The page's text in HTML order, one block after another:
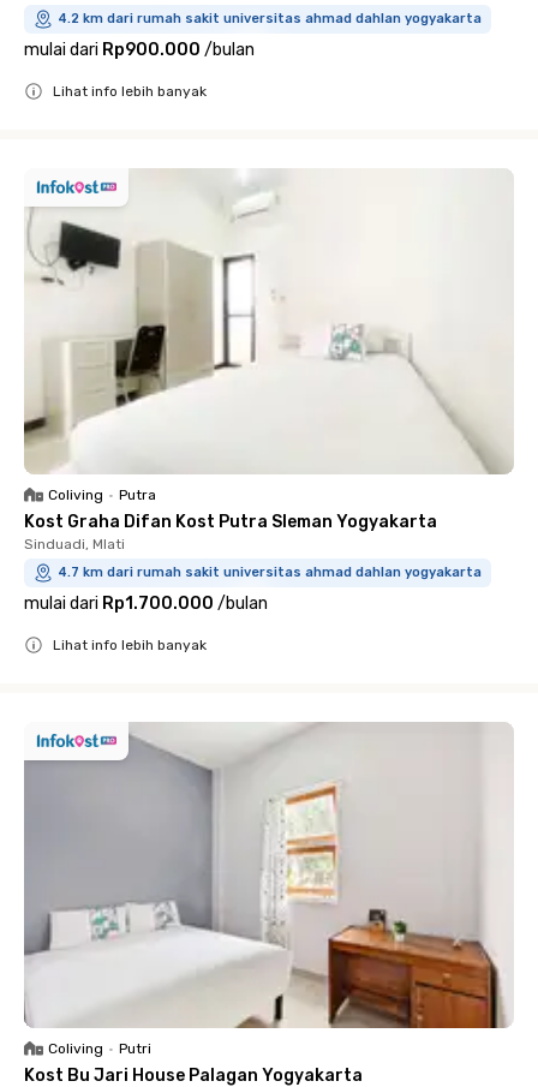
4.2 km dari rumah sakit universitas ahmad dahlan yogyakarta
mulai dari Rp900.000 /bulan
Lihat info lebih banyak
Coliving • Putra
Kost Graha Difan Kost Putra Sleman Yogyakarta
Sinduadi, Mlati
4.7 km dari rumah sakit universitas ahmad dahlan yogyakarta
mulai dari Rp1.700.000 /bulan
Lihat info lebih banyak
Coliving • Putri
Kost Bu Jari House Palagan Yogyakarta